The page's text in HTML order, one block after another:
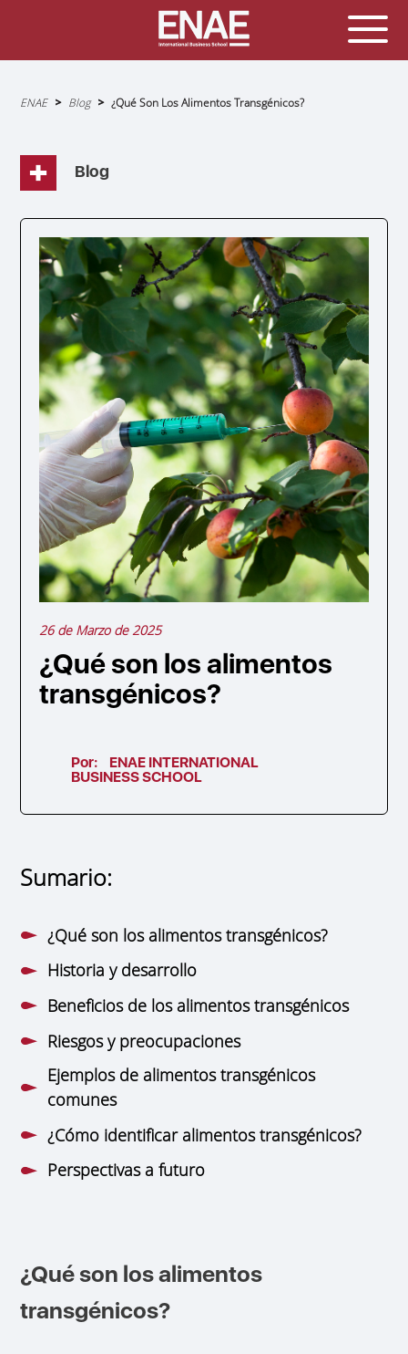
Sobrescribir
la
navegación
ENAE Blog ¿Qué Son Los Alimentos Transgénicos?
Blog
26 de Marzo de 2025
¿Qué son los alimentos
transgénicos?
Por:
ENAE INTERNATIONAL
BUSINESS SCHOOL
Sumario:
¿Qué son los alimentos transgénicos?
Historia y desarrollo
Beneficios de los alimentos transgénicos
Riesgos y preocupaciones
Ejemplos de alimentos transgénicos
comunes
¿Cómo identificar alimentos transgénicos?
Perspectivas a futuro
¿Qué son los alimentos
transgénicos?